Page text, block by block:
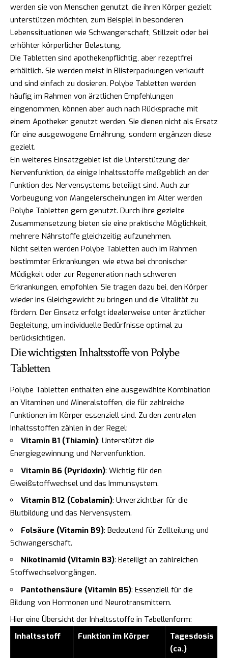
werden sie von Menschen genutzt, die ihren Körper gezielt
unterstützen möchten, zum Beispiel in besonderen
Lebenssituationen wie Schwangerschaft, Stillzeit oder bei
erhöhter körperlicher Belastung.
Die Tabletten sind apothekenpflichtig, aber rezeptfrei
erhältlich. Sie werden meist in Blisterpackungen verkauft
und sind einfach zu dosieren. Polybe Tabletten werden
häufig im Rahmen von ärztlichen Empfehlungen
eingenommen, können aber auch nach Rücksprache mit
einem Apotheker genutzt werden. Sie dienen nicht als Ersatz
für eine ausgewogene Ernährung, sondern ergänzen diese
gezielt.
Ein weiteres Einsatzgebiet ist die Unterstützung der
Nervenfunktion, da einige Inhaltsstoffe maßgeblich an der
Funktion des Nervensystems beteiligt sind. Auch zur
Vorbeugung von Mangelerscheinungen im Alter werden
Polybe Tabletten gern genutzt. Durch ihre gezielte
Zusammensetzung bieten sie eine praktische Möglichkeit,
mehrere Nährstoffe gleichzeitig aufzunehmen.
Nicht selten werden Polybe Tabletten auch im Rahmen
bestimmter Erkrankungen, wie etwa bei chronischer
Müdigkeit oder zur Regeneration nach schweren
Erkrankungen, empfohlen. Sie tragen dazu bei, den Körper
wieder ins Gleichgewicht zu bringen und die Vitalität zu
fördern. Der Einsatz erfolgt idealerweise unter ärztlicher
Begleitung, um individuelle Bedürfnisse optimal zu
berücksichtigen.
Die wichtigsten Inhaltsstoffe von Polybe
Tabletten
Polybe Tabletten enthalten eine ausgewählte Kombination
an Vitaminen und Mineralstoffen, die für zahlreiche
Funktionen im Körper essenziell sind. Zu den zentralen
Inhaltsstoffen zählen in der Regel:
Vitamin B1 (Thiamin): Unterstützt die
Energiegewinnung und Nervenfunktion.
Vitamin B6 (Pyridoxin): Wichtig für den
Eiweißstoffwechsel und das Immunsystem.
Vitamin B12 (Cobalamin): Unverzichtbar für die
Blutbildung und das Nervensystem.
Folsäure (Vitamin B9): Bedeutend für Zellteilung und
Schwangerschaft.
Nikotinamid (Vitamin B3): Beteiligt an zahlreichen
Stoffwechselvorgängen.
Pantothensäure (Vitamin B5): Essenziell für die
Bildung von Hormonen und Neurotransmittern.
Hier eine Übersicht der Inhaltsstoffe in Tabellenform:
Inhaltsstoff
Funktion im Körper
Tagesdosis
(ca.)